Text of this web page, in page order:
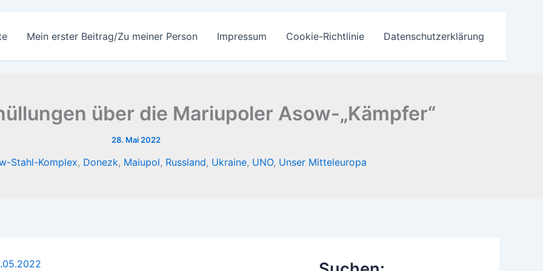
Mein erster Beitrag/Zu meiner Person Impressum Cookie-Richtlinie Datenschutzerklärung
über die Mariupoler Asow-„Kämpfer“
28. Mai 2022
Stahl-Komplex, Donezk, Maiupol, Russland, Ukraine, UNO, Unser Mitteleuropa